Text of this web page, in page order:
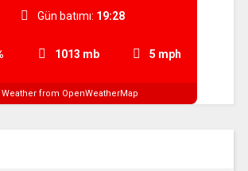
1013 mb 5 mph
Gün batımı: 19:28
Weather from OpenWeatherMap